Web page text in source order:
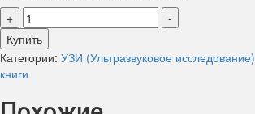
+
Количество
товара
Cerebrovascular
Ultrasound
in
-
Купить
Категории: УЗИ (Ультразвуковое исследование)
книги